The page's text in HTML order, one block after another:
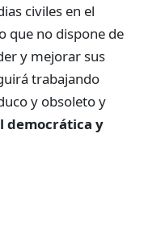
civiles en el
que no dispone de
y mejorar sus
trabajando
y obsoleto y
democrática y